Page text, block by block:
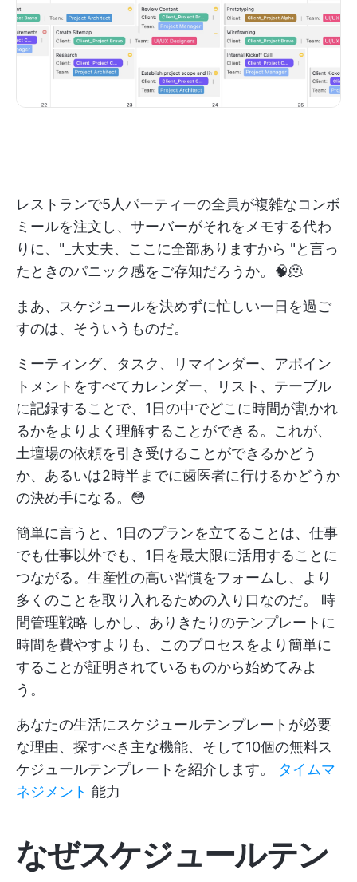
レストランで5人パーティーの全員が複雑なコンボ
ミールを注文し、サーバーがそれをメモする代わ
りに、"_大丈夫、ここに全部ありますから "と言っ
たときのパニック感をご存知だろうか。🧠🫠
まあ、スケジュールを決めずに忙しい一日を過ご
すのは、そういうものだ。
ミーティング、タスク、リマインダー、アポイン
トメントをすべてカレンダー、リスト、テーブル
に記録することで、1日の中でどこに時間が割かれ
るかをよりよく理解することができる。これが、
土壇場の依頼を引き受けることができるかどう
か、あるいは2時半までに歯医者に行けるかどうか
の決め手になる。😳
簡単に言うと、1日のプランを立てることは、仕事
でも仕事以外でも、1日を最大限に活用することに
つながる。生産性の高い習慣をフォームし、より
多くのことを取り入れるための入り口なのだ。 時
間管理戦略 しかし、ありきたりのテンプレートに
時間を費やすよりも、このプロセスをより簡単に
することが証明されているものから始めてみよ
う。
あなたの生活にスケジュールテンプレートが必要
な理由、探すべき主な機能、そして10個の無料ス
ケジュールテンプレートを紹介します。 タイムマ
ネジメント 能力
なぜスケジュールテン